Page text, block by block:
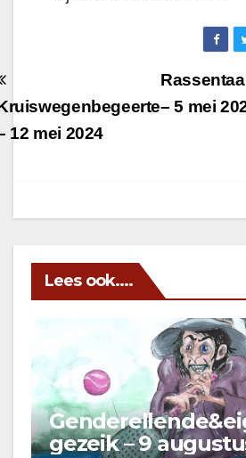
– 5 mei
12 mei 2024
Lees ook....
gezeik – 9